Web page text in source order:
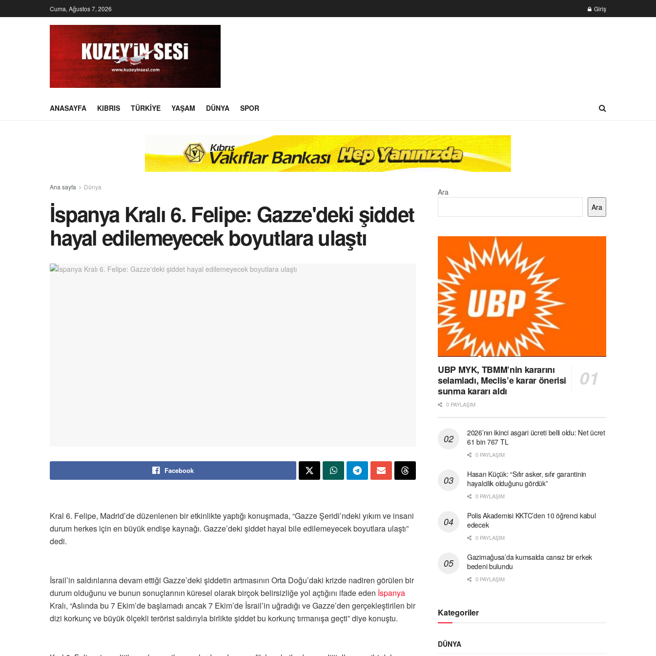
Cuma, Ağustos 7, 2026 Giriş
ANASAYFA KIBRIS TÜRKIYE YAŞAM DÜNYA SPOR
Ana sayfa Dünya
İspanya Kralı 6. Felipe: Gazze'deki şiddet
hayal edilemeyecek boyutlara ulaştı
Facebook
Kral 6. Felipe, Madrid’de düzenlenen bir etkinlikte yaptığı konuşmada, “Gazze Şeridi’ndeki yıkım ve insani
durum herkes için en büyük endişe kaynağı. Gazze’deki şiddet hayal bile edilemeyecek boyutlara ulaştı”
dedi.
İsrail’in saldırılarına devam ettiği Gazze’deki şiddetin artmasının Orta Doğu’daki krizde nadiren görülen bir
durum olduğunu ve bunun sonuçlarının küresel olarak birçok belirsizliğe yol açtığını ifade eden İspanya
Kralı, “Aslında bu 7 Ekim’de başlamadı ancak 7 Ekim’de İsrail’in uğradığı ve Gazze’den gerçekleştirilen bir
dizi korkunç ve büyük ölçekli terörist saldırıyla birlikte şiddet bu korkunç tırmanışa geçti” diye konuştu.
Ara
Ara
UBP MYK, TBMM’nin kararını
selamladı, Meclis’e karar önerisi
sunma kararı aldı
0 PAYLAŞIM
2026’nın ikinci asgari ücreti belli oldu: Net ücret
61 bin 767 TL
0 PAYLAŞIM
Hasan Küçük: “Sıfır asker, sıfır garantinin
hayalcilik olduğunu gördük”
0 PAYLAŞIM
Polis Akademisi KKTC’den 10 öğrenci kabul
edecek
0 PAYLAŞIM
Gazimağusa’da kumsalda cansız bir erkek
bedeni bulundu
0 PAYLAŞIM
Kategoriler
DÜNYA